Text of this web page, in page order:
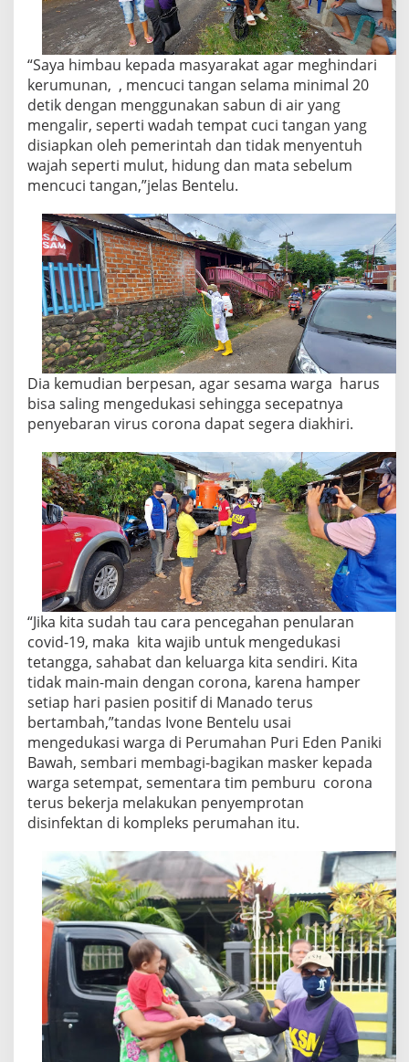
“Saya himbau kepada masyarakat agar meghindari
kerumunan, , mencuci tangan selama minimal 20
detik dengan menggunakan sabun di air yang
mengalir, seperti wadah tempat cuci tangan yang
disiapkan oleh pemerintah dan tidak menyentuh
wajah seperti mulut, hidung dan mata sebelum
mencuci tangan,”jelas Bentelu.
Dia kemudian berpesan, agar sesama warga harus
bisa saling mengedukasi sehingga secepatnya
penyebaran virus corona dapat segera diakhiri.
“Jika kita sudah tau cara pencegahan penularan
covid-19, maka kita wajib untuk mengedukasi
tetangga, sahabat dan keluarga kita sendiri. Kita
tidak main-main dengan corona, karena hamper
setiap hari pasien positif di Manado terus
bertambah,”tandas Ivone Bentelu usai
mengedukasi warga di Perumahan Puri Eden Paniki
Bawah, sembari membagi-bagikan masker kepada
warga setempat, sementara tim pemburu corona
terus bekerja melakukan penyemprotan
disinfektan di kompleks perumahan itu.